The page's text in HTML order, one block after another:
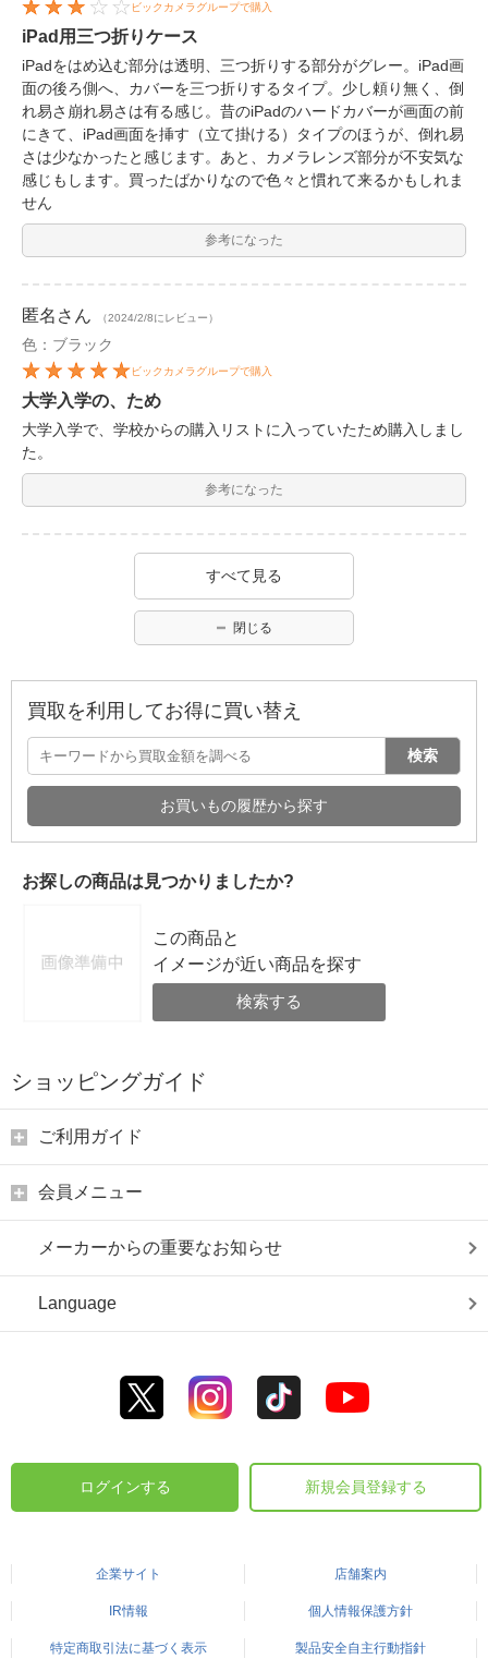
ビックカメラグループで購入
iPad用三つ折りケース
iPadをはめ込む部分は透明、三つ折りする部分がグレー。iPad画
面の後ろ側へ、カバーを三つ折りするタイプ。少し頼り無く、倒
れ易さ崩れ易さは有る感じ。昔のiPadのハードカバーが画面の前
にきて、iPad画面を挿す（立て掛ける）タイプのほうが、倒れ易
さは少なかったと感じます。あと、カメラレンズ部分が不安気な
感じもします。買ったばかりなので色々と慣れて来るかもしれま
せん
参考になった
匿名 さん （2024/2/8にレビュー）
色：ブラック
ビックカメラグループで購入
大学入学の、ため
大学入学で、学校からの購入リストに入っていたため購入しまし
た。
参考になった
すべて見る
閉じる
買取を利用してお得に買い替え
検索
お買いもの履歴から探す
お探しの商品は見つかりましたか?
この商品と
イメージが近い商品を探す
検索する
ショッピングガイド
ご利用ガイド
会員メニュー
メーカーからの重要なお知らせ
Language
ログインする 新規会員登録する
企業サイト 店舗案内
IR情報 個人情報保護方針
特定商取引法に基づく表示 製品安全自主行動指針